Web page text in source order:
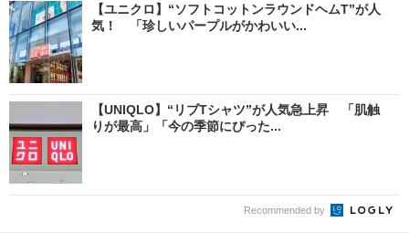
【ユニクロ】“ソフトコットンラウンドヘムT”が人
気！ 「珍しいパープルがかわいい...
【UNIQLO】“リブTシャツ”が人気急上昇 「肌触
りが最高」「今の季節にぴった...
Recommended by